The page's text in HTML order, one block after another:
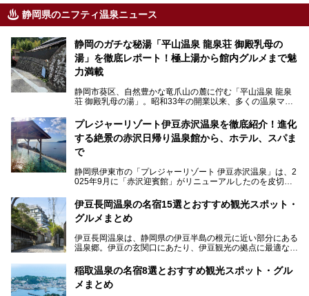
静岡県のニフティ温泉ニュース
静岡のガチな秘湯「平山温泉 龍泉荘 御殿乳母の
湯」を徹底レポート！極上湯から館内グルメまで魅
力満載
静岡市葵区、自然豊かな竜爪山の麓に佇む「平山温泉 龍泉
荘 御殿乳母の湯」。昭和33年の開業以来、多くの温泉マニ
極上温泉です。お湯はもちろん、実はグルメも揃っているん
です。多くのファンを持つ、その圧倒的なこだわりと魅力を
解説します。
プレジャーリゾート伊豆赤沢温泉を徹底紹介！進化
する絶景の赤沢日帰り温泉館から、ホテル、スパま
で
静岡県伊東市の「プレジャーリゾート 伊豆赤沢温泉」は、2
025年9月に「赤沢迎賓館」がリニューアルしたのを皮切り
館」、「RED 28 HOTEL」がリニューアル。さらにこのあ
とグランピング施設のGRAX EARTH FIELD（グラックスア
ースフィールド）、大型屋内アミューズメント施設のPLEA
予定。
ャー施設など、現在リニューアルオープンしている施設を中
心に、家族連れでも大人だけでも、おひとりさまでも多彩な
楽しみ方ができる「プレジャーリゾート 伊豆赤沢温泉」を
伊豆長岡温泉の名宿15選とおすすめ観光スポット・
グルメまとめ
伊豆長岡温泉は、静岡県の伊豆半島の根元に近い部分にある
温泉郷。伊豆の玄関口にあたり、伊豆観光の拠点に最適な立
ちろん日帰りでも楽しめるのが魅力です。
この記事では、伊豆長岡温泉の歴史や魅力、おすすめの宿を
稲取温泉の名宿8選とおすすめ観光スポット・グル
メまとめ